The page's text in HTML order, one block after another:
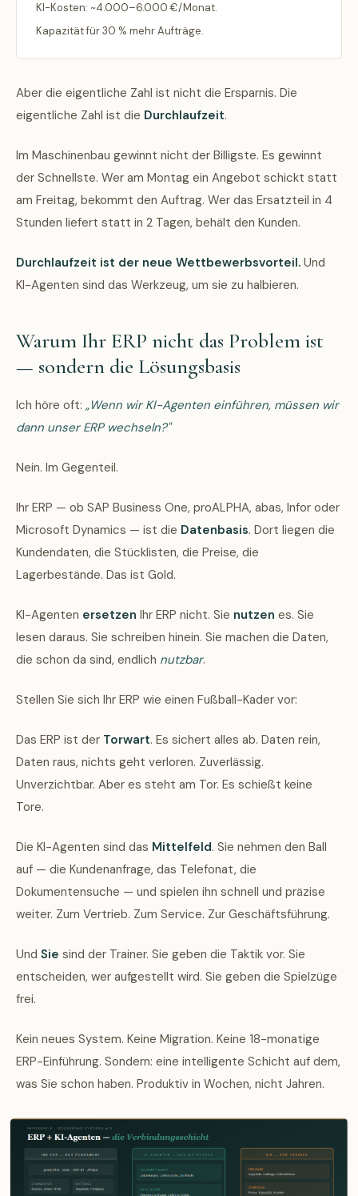
KI-Kosten: ~4.000–6.000 €/Monat.
Kapazität für 30 % mehr Aufträge.
Aber die eigentliche Zahl ist nicht die Ersparnis. Die
eigentliche Zahl ist die Durchlaufzeit.
Im Maschinenbau gewinnt nicht der Billigste. Es gewinnt
der Schnellste. Wer am Montag ein Angebot schickt statt
am Freitag, bekommt den Auftrag. Wer das Ersatzteil in 4
Stunden liefert statt in 2 Tagen, behält den Kunden.
Durchlaufzeit ist der neue Wettbewerbsvorteil. Und
KI-Agenten sind das Werkzeug, um sie zu halbieren.
Warum Ihr ERP nicht das Problem ist
— sondern die Lösungsbasis
Ich höre oft: „Wenn wir KI-Agenten einführen, müssen wir
dann unser ERP wechseln?"
Nein. Im Gegenteil.
Ihr ERP — ob SAP Business One, proALPHA, abas, Infor oder
Microsoft Dynamics — ist die Datenbasis. Dort liegen die
Kundendaten, die Stücklisten, die Preise, die
Lagerbestände. Das ist Gold.
KI-Agenten ersetzen Ihr ERP nicht. Sie nutzen es. Sie
lesen daraus. Sie schreiben hinein. Sie machen die Daten,
die schon da sind, endlich nutzbar.
Stellen Sie sich Ihr ERP wie einen Fußball-Kader vor:
Das ERP ist der Torwart. Es sichert alles ab. Daten rein,
Daten raus, nichts geht verloren. Zuverlässig.
Unverzichtbar. Aber es steht am Tor. Es schießt keine
Tore.
Die KI-Agenten sind das Mittelfeld. Sie nehmen den Ball
auf — die Kundenanfrage, das Telefonat, die
Dokumentensuche — und spielen ihn schnell und präzise
weiter. Zum Vertrieb. Zum Service. Zur Geschäftsführung.
Und Sie sind der Trainer. Sie geben die Taktik vor. Sie
entscheiden, wer aufgestellt wird. Sie geben die Spielzüge
frei.
Kein neues System. Keine Migration. Keine 18-monatige
ERP-Einführung. Sondern: eine intelligente Schicht auf dem,
was Sie schon haben. Produktiv in Wochen, nicht Jahren.